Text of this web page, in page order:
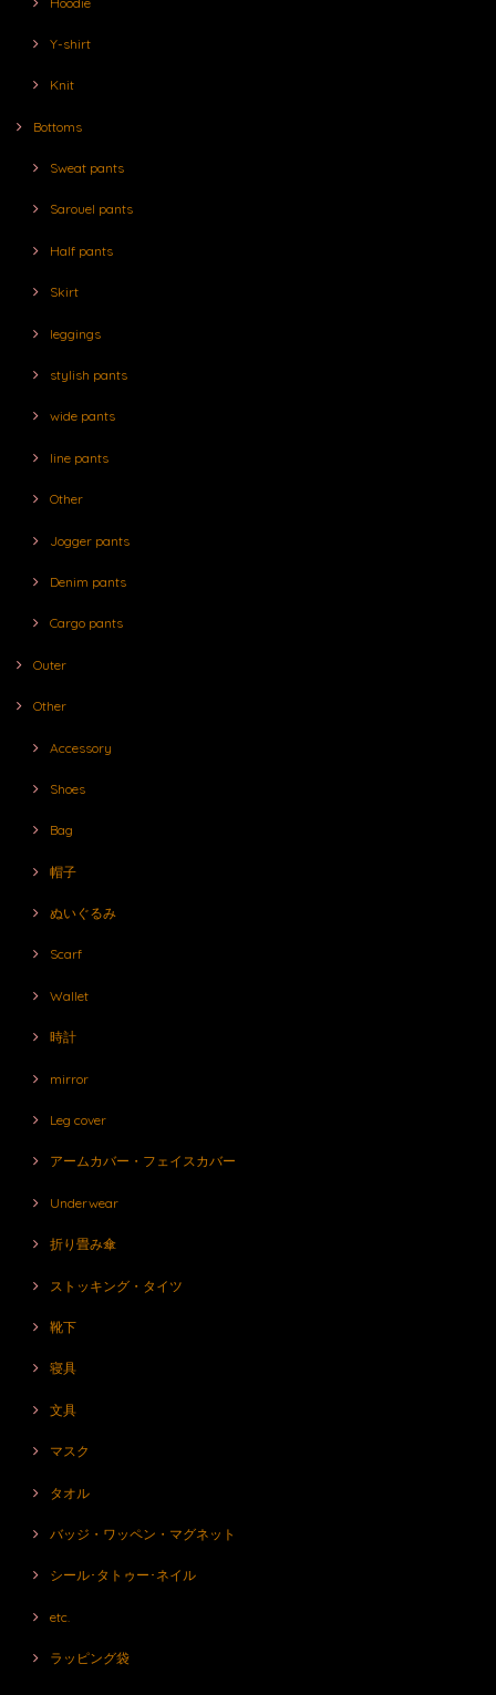
Y-shirt
Knit
Bottoms
Sweat pants
Sarouel pants
Half pants
Skirt
leggings
stylish pants
wide pants
line pants
Other
Jogger pants
Denim pants
Cargo pants
Outer
Other
Accessory
Shoes
Bag
帽子
ぬいぐるみ
Scarf
Wallet
時計
mirror
Leg cover
アームカバー・フェイスカバー
Underwear
折り畳み傘
ストッキング・タイツ
靴下
寝具
文具
マスク
タオル
バッジ・ワッペン・マグネット
シール･タトゥー･ネイル
etc.
ラッピング袋